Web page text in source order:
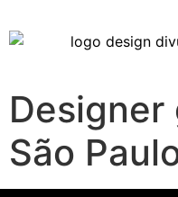
São